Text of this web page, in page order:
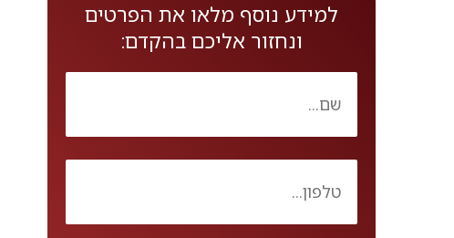
למידע נוסף מלאו את הפרטים
ונחזור אליכם בהקדם: